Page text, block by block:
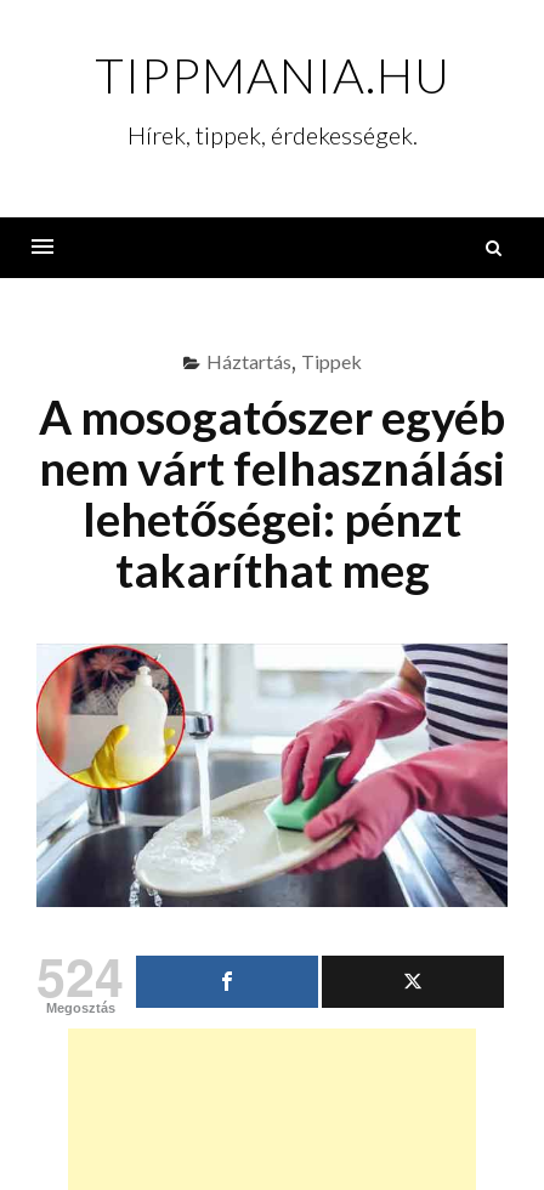
TIPPMANIA.HU
Hírek, tippek, érdekességek.
Háztartás, Tippek
A mosogatószer egyéb
nem várt felhasználási
lehetőségei: pénzt
takaríthat meg
524
Megosztás